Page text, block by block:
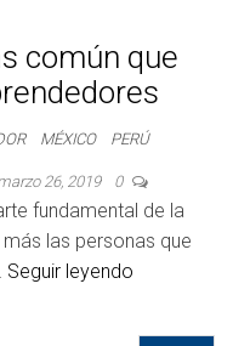
común que
MÉXICO PERÚ
26, 2019 0
fundamental de la
las personas que
Seguir leyendo